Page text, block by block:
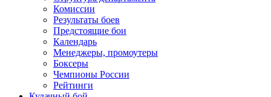
Комиссии
Результаты боев
Предстоящие бои
Календарь
Менеджеры, промоутеры
Боксеры
Чемпионы России
Рейтинги